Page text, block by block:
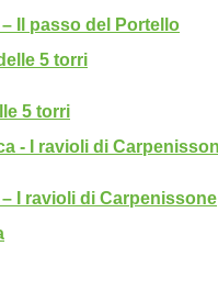
Il passo del Portello
5 torri
I ravioli di Carpenissone